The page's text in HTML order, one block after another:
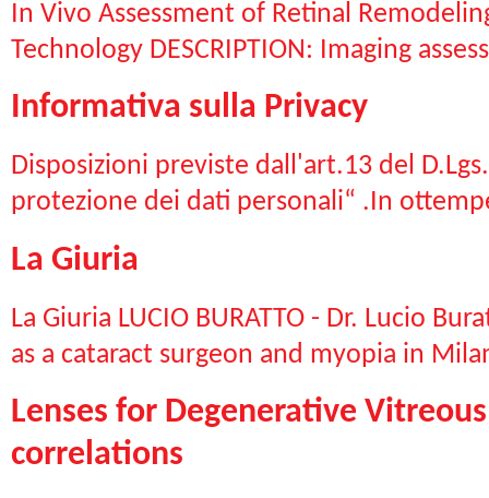
In Vivo Assessment of Retinal
Technology DESCRIPTION: Imaging
Informativa sulla Privacy
Disposizioni previste dall'art.13 del
protezione dei dati personali“ .In
La Giuria
La Giuria LUCIO BURATTO - Dr. Lucio
as a cataract surgeon and myopia in
Lenses for Degenerative
correlations